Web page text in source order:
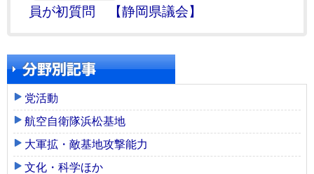
員が初質問 【静岡県議会】
党活動
航空自衛隊浜松基地
大軍拡・敵基地攻撃能力
文化・科学ほか